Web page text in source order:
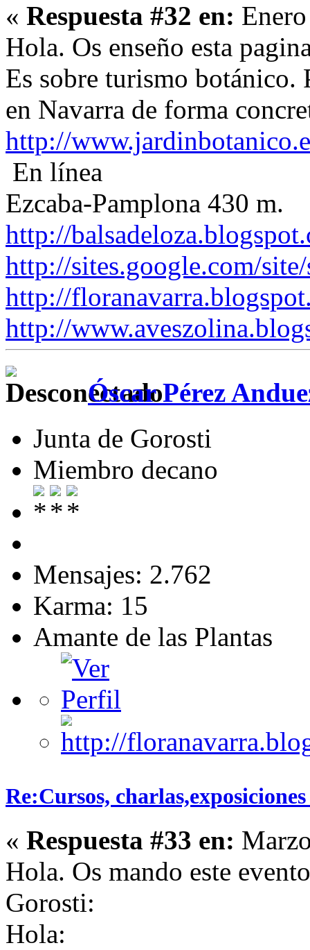
« Respuesta #32 en:
Hola. Os enseño esta
Es sobre turismo botánico.
en Navarra de forma
http://
En línea
Ezcaba-Pamplona 430 m.
http://
http://sites.google.com/
http://
http://
Óscar Pérez
Junta de Gorosti
Miembro decano
Mensajes: 2.762
Karma: 15
Amante de las Plantas
Re:Cursos,
« Respuesta #33 en:
Hola. Os mando este
Gorosti:
Hola: